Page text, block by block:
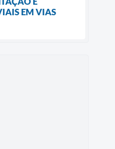
EM VIAS